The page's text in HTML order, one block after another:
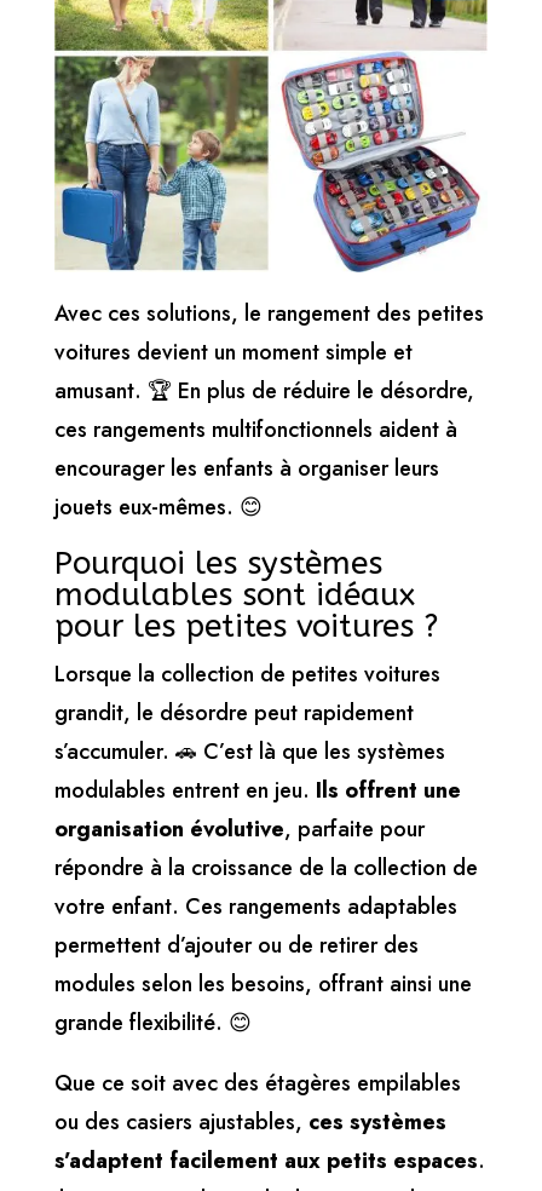
Avec ces solutions, le rangement des petites
voitures devient un moment simple et
amusant. 🏆 En plus de réduire le désordre,
ces rangements multifonctionnels aident à
encourager les enfants à organiser leurs
jouets eux-mêmes. 😊
Pourquoi les systèmes
modulables sont idéaux
pour les petites voitures ?
Lorsque la collection de petites voitures
grandit, le désordre peut rapidement
s’accumuler. 🚗 C’est là que les systèmes
modulables entrent en jeu. Ils offrent une
organisation évolutive, parfaite pour
répondre à la croissance de la collection de
votre enfant. Ces rangements adaptables
permettent d’ajouter ou de retirer des
modules selon les besoins, offrant ainsi une
grande flexibilité. 😊
Que ce soit avec des étagères empilables
ou des casiers ajustables, ces systèmes
s’adaptent facilement aux petits espaces.